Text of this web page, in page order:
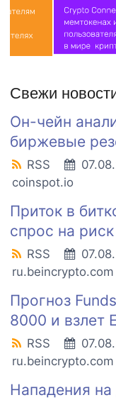
Свежи
Он-чейн
биржевые
RSS
coinspot.io
Приток в
спрос на
RSS
ru.beincrypto.com
Прогноз
8000 и взлет
RSS
ru.beincrypto.com
Нападения